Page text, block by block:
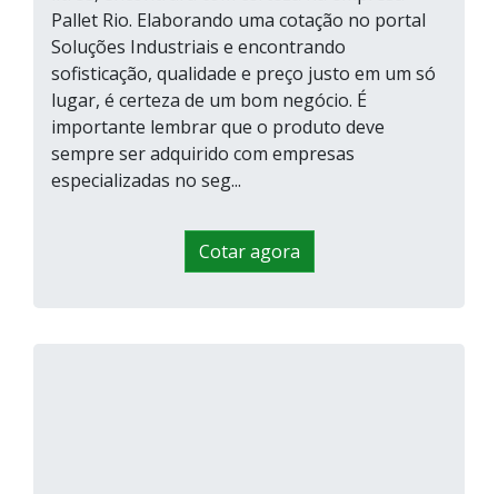
Pallet Rio. Elaborando uma cotação no portal
Soluções Industriais e encontrando
sofisticação, qualidade e preço justo em um só
lugar, é certeza de um bom negócio. É
importante lembrar que o produto deve
sempre ser adquirido com empresas
especializadas no seg...
Cotar agora